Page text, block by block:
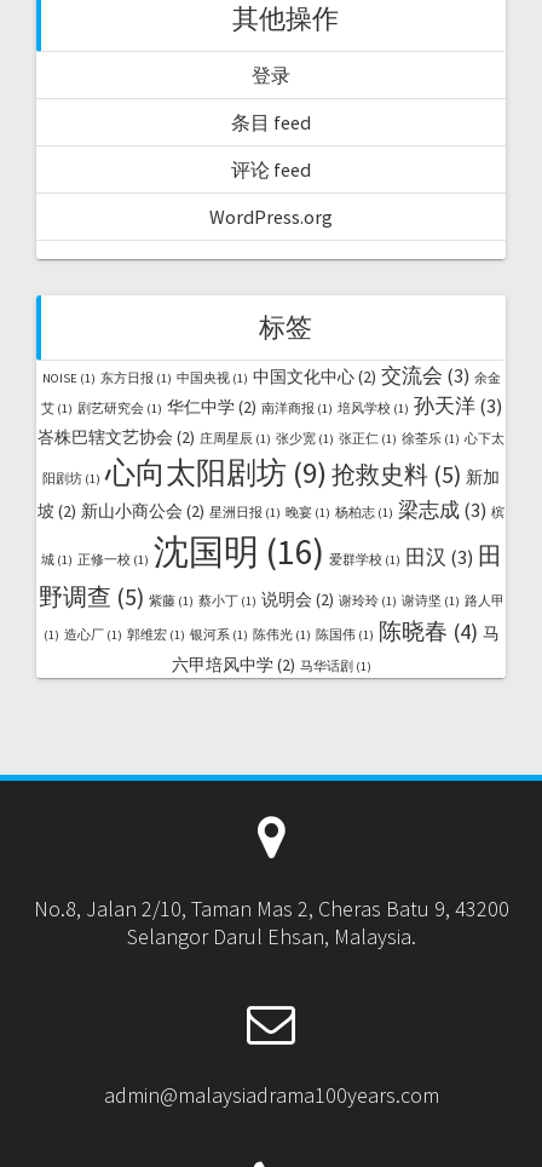
其他操作
登录
条目 feed
评论 feed
WordPress.org
标签
NOISE(1) 东方日报 (1) 中国央视(1) 中国文化中心(2) 交流会 (3) 余金
艾(1) 剧艺研究会(1) 华仁中学(2) 南洋商报 (1) 培风学校(1) 孙天洋(3)
峇株巴辖文艺协会 (2) 庄周星辰 (1) 张少宽 (1) 张正仁 (1) 徐荃乐 (1) 心下太
阳剧坊 (1) 心向太阳剧坊 (9) 抢救史料 (5) 新加
坡 (2) 新山小商公会 (2) 星洲日报 (1) 晚宴 (1) 杨柏志 (1) 梁志成(3) 槟
城(1) 正修一校(1) 沈国明 (16) 爱群学校(1) 田汉 (3) 田
野调查 (5) 紫藤(1) 蔡小丁(1) 说明会 (2) 谢玲玲(1) 谢诗坚 (1) 路人甲
(1) 造心厂(1) 郭维宏(1) 银河系(1) 陈伟光(1) 陈国伟(1) 陈晓春 (4) 马
六甲培风中学(2) 马华话剧 (1)
No.8, Jalan 2/10, Taman Mas 2, Cheras Batu 9, 43200
Selangor Darul Ehsan, Malaysia.
admin@malaysiadrama100years.com